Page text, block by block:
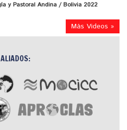
y Pastoral Andina / Bolivia 2022
Más Videos »
ALIADOS: